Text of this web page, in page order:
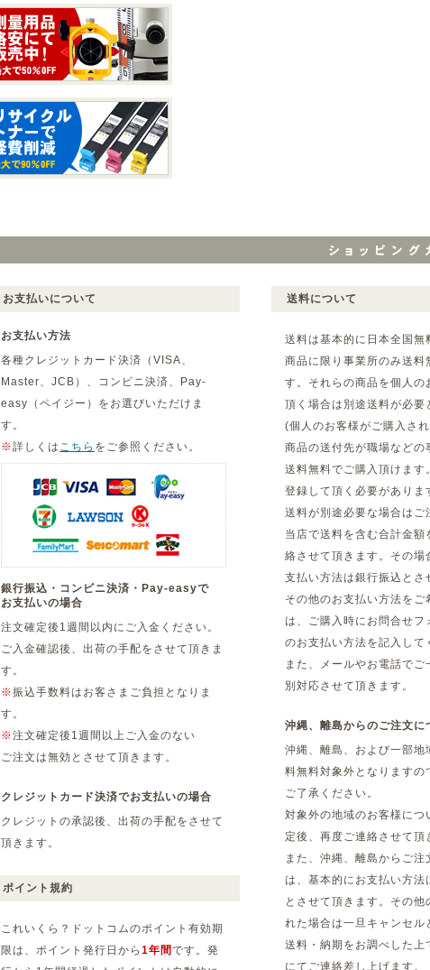
お支払いについて
お支払い方法
各種クレジットカード決済（VISA、
Master、JCB）、コンビニ決済、Pay-
easy（ペイジー）をお選びいただけま
す。
※詳しくは こちら をご参照ください。
銀行振込・コンビニ決済・Pay-easyで
お支払いの場合
注文確定後1週間以内にご入金ください。
ご入金確認後、出荷の手配をさせて頂きま
す。
※振込手数料はお客さまご負担となりま
す。
※注文確定後1週間以上ご入金のない
ご注文は無効とさせて頂きます。
クレジットカード決済でお支払いの場合
クレジットの承認後、出荷の手配をさせて
頂きます。
ポイント規約
これいくら？ドットコムのポイント有効期
限は、ポイント発行日から 1年間です。発
送料について
送料は基本的に日本全国無
商品に限り事業所のみ送料
す。それらの商品を個人の
頂く場合は別途送料が必要
(個人のお客様がご購入され
商品の送付先が職場などの
送料無料でご購入頂けます
登録して頂く必要がありま
送料が別途必要な場合はご
当店で送料を含む合計金額
絡させて頂きます。その場
支払い方法は銀行振込とさ
その他のお支払い方法をご
は、ご購入時にお問合せフ
のお支払い方法を記入して
また、メールやお電話でご
別対応させて頂きます。
沖縄、離島からのご注文に
沖縄、離島、および一部地
料無料対象外となりますの
ご了承ください。
対象外の地域のお客様につ
定後、再度ご連絡させて頂
また、沖縄、離島からご注
は、基本的にお支払い方法
とさせて頂きます。その他
れた場合は一旦キャンセル
送料・納期をお調べした上
にてご連絡差し上げます。